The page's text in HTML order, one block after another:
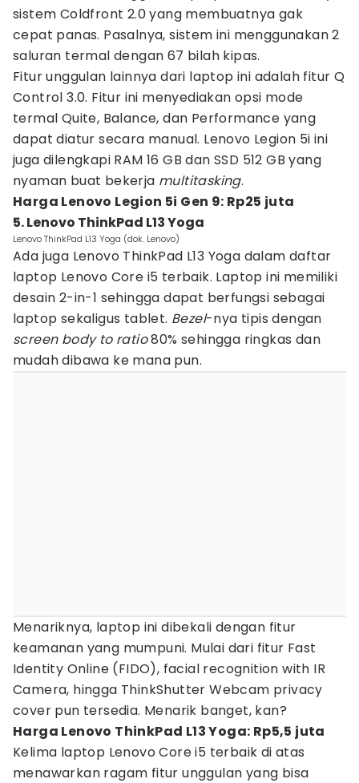
sistem Coldfront 2.0 yang membuatnya gak
cepat panas. Pasalnya, sistem ini menggunakan 2
saluran termal dengan 67 bilah kipas.
Fitur unggulan lainnya dari laptop ini adalah fitur Q
Control 3.0. Fitur ini menyediakan opsi mode
termal Quite, Balance, dan Performance yang
dapat diatur secara manual. Lenovo Legion 5i ini
juga dilengkapi RAM 16 GB dan SSD 512 GB yang
nyaman buat bekerja multitasking.
Harga Lenovo Legion 5i Gen 9: Rp25 juta
5. Lenovo ThinkPad L13 Yoga
Lenovo ThinkPad L13 Yoga (dok. Lenovo)
Ada juga Lenovo ThinkPad L13 Yoga dalam daftar
laptop Lenovo Core i5 terbaik. Laptop ini memiliki
desain 2-in-1 sehingga dapat berfungsi sebagai
laptop sekaligus tablet. Bezel-nya tipis dengan
screen body to ratio80% sehingga ringkas dan
mudah dibawa ke mana pun.
Menariknya, laptop ini dibekali dengan fitur
keamanan yang mumpuni. Mulai dari fitur Fast
Identity Online (FIDO), facial recognition with IR
Camera, hingga ThinkShutter Webcam privacy
cover pun tersedia. Menarik banget, kan?
Harga Lenovo ThinkPad L13 Yoga: Rp5,5 juta
Kelima laptop Lenovo Core i5 terbaik di atas
menawarkan ragam fitur unggulan yang bisa